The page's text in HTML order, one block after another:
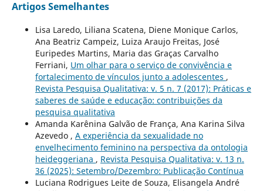
Artigos Semelhantes
Lisa Laredo, Liliana Scatena, Diene Monique Carlos,
Ana Beatriz Campeiz, Luiza Araujo Freitas, José
Euripedes Martins, Maria das Graças Carvalho
Ferriani, Um olhar para o serviço de convivência e
fortalecimento de vínculos junto a adolescentes ,
Revista Pesquisa Qualitativa: v. 5 n. 7 (2017): Práticas e
saberes de saúde e educação: contribuições da
pesquisa qualitativa
Amanda Karênina Galvão de França, Ana Karina Silva
Azevedo , A experiência da sexualidade no
envelhecimento feminino na perspectiva da ontologia
heideggeriana , Revista Pesquisa Qualitativa: v. 13 n.
36 (2025): Setembro/Dezembro: Publicação Contínua
Luciana Rodrigues Leite de Souza, Elisangela André